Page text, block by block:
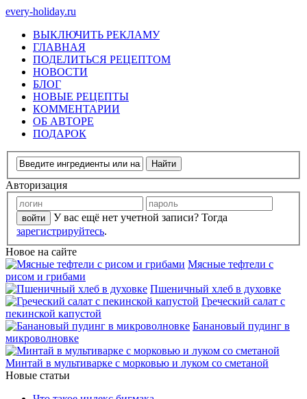
every-holiday.ru
ВЫКЛЮЧИТЬ РЕКЛАМУ
ГЛАВНАЯ
ПОДЕЛИТЬСЯ РЕЦЕПТОМ
НОВОСТИ
БЛОГ
НОВЫЕ РЕЦЕПТЫ
КОММЕНТАРИИ
ОБ АВТОРЕ
ПОДАРОК
Авторизация
У вас ещё нет учетной записи? Тогда
зарегистрируйтесь.
Новое на сайте
Мясные тефтели с
рисом и грибами
Пшеничный хлеб в духовке
Греческий салат с
пекинской капустой
Банановый пудинг в
микроволновке
Минтай в мультиварке с морковью и луком со сметаной
Новые статьи